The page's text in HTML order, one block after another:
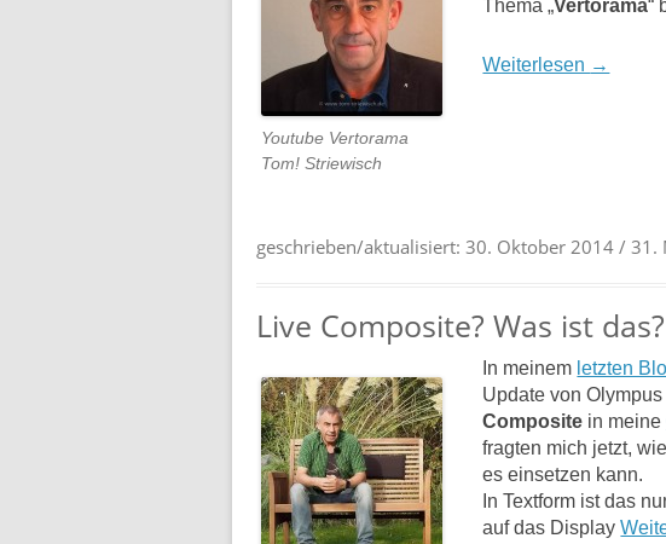
Youtube Vertorama
Tom! Striewisch
Thema „Vertorama“
Weiterlesen →
geschrieben/aktualisiert: 30. Oktober 2014 / 31.
Live Composite? Was ist das?
In meinem letzten
Update von
Composite in meine
fragten mich jetzt,
es einsetzen kann.
In Textform ist das
auf das Display